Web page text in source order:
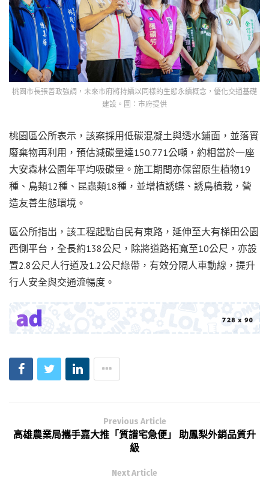
桃園市長張善政強調，未來市府將持續以同樣的生態永續概念，優化交通基礎
建設。圖：市府提供
桃園區公所表示，該案採用低碳混凝土與透水鋪面，並落實
廢棄物再利用，預估減碳量達150.771公噸，約相當於一座
大安森林公園年平均吸碳量。施工期間亦保留原生植物19
種、鳥類12種、昆蟲類18種，並增植誘蝶、誘鳥植栽，營
造友善生態環境。
區公所指出，該工程起點自民有東路，延伸至大有梯田公園
西側平台，全長約138公尺，除將道路拓寬至10公尺，亦設
置2.8公尺人行道及1.2公尺綠帶，有效分隔人車動線，提升
行人安全與交通流暢度。
Previous Article
高雄農業局攜手嘉大推「質譜宅急便」 助鳳梨外銷品質升
級
Next Article